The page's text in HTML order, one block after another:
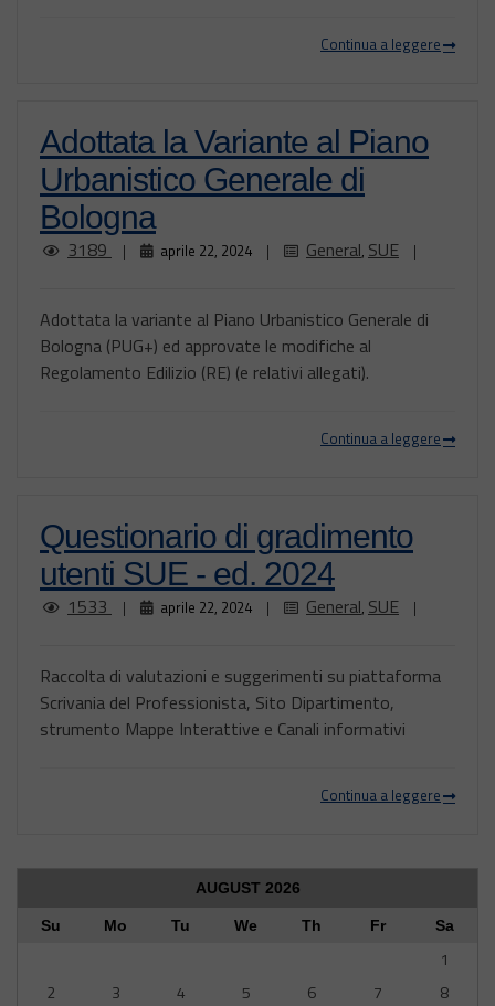
Continua a leggere
Adottata la Variante al Piano
Urbanistico Generale di
Bologna
3189 | aprile 22, 2024 | General, SUE |
Adottata la variante al Piano Urbanistico Generale di
Bologna (PUG+) ed approvate le modifiche al
Regolamento Edilizio (RE) (e relativi allegati).
Continua a leggere
Questionario di gradimento
utenti SUE - ed. 2024
1533 | aprile 22, 2024 | General, SUE |
Raccolta di valutazioni e suggerimenti su piattaforma
Scrivania del Professionista, Sito Dipartimento,
strumento Mappe Interattive e Canali informativi
Continua a leggere
AUGUST 2026
Su Mo Tu We Th Fr Sa
1
2
3 4 5 6 7
8